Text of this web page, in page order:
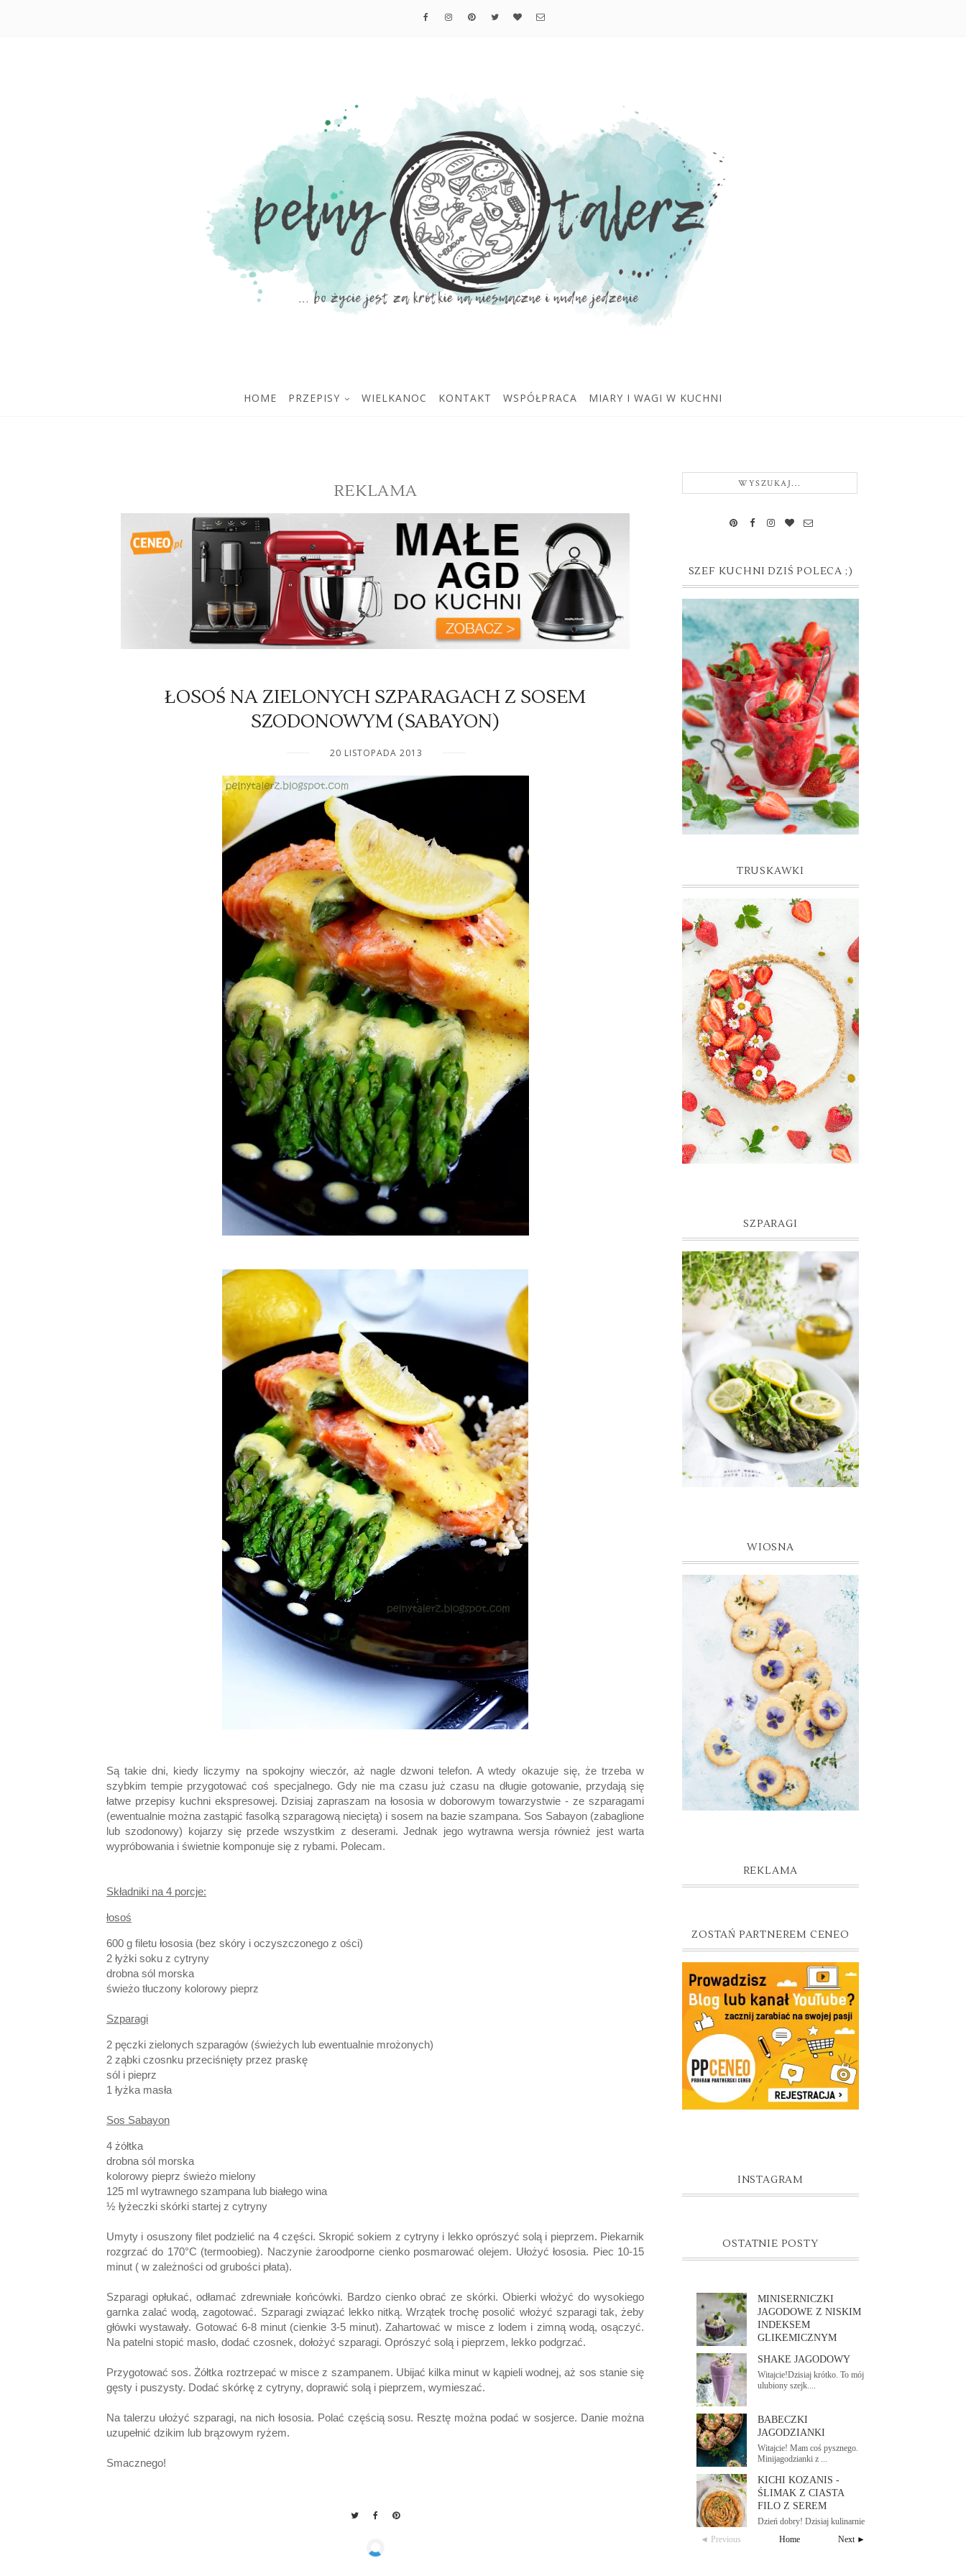
HOME PRZEPISY WIELKANOC KONTAKT WSPÓŁPRACA MIARY I WAGI W KUCHNI
REKLAMA
ŁOSOŚ NA ZIELONYCH SZPARAGACH Z SOSEM
SZODONOWYM (SABAYON)
20 LISTOPADA 2013
Są takie dni, kiedy liczymy na spokojny wieczór, aż nagle dzwoni telefon. A wtedy okazuje się, że trzeba w
szybkim tempie przygotować coś specjalnego. Gdy nie ma czasu już czasu na długie gotowanie, przydają się
łatwe przepisy kuchni ekspresowej. Dzisiaj zapraszam na łososia w doborowym towarzystwie - ze szparagami
(ewentualnie można zastąpić fasolką szparagową nieciętą) i sosem na bazie szampana. Sos Sabayon (zabaglione
lub szodonowy) kojarzy się przede wszystkim z deserami. Jednak jego wytrawna wersja również jest warta
wypróbowania i świetnie komponuje się z rybami. Polecam.
Składniki na 4 porcje:
łosoś
600 g filetu łososia (bez skóry i oczyszczonego z ości)
2 łyżki soku z cytryny
drobna sól morska
świeżo tłuczony kolorowy pieprz
Szparagi
2 pęczki zielonych szparagów (świeżych lub ewentualnie mrożonych)
2 ząbki czosnku przeciśnięty przez praskę
sól i pieprz
1 łyżka masła
Sos Sabayon
4 żółtka
drobna sól morska
kolorowy pieprz świeżo mielony
125 ml wytrawnego szampana lub białego wina
½ łyżeczki skórki startej z cytryny
Umyty i osuszony filet podzielić na 4 części. Skropić sokiem z cytryny i lekko oprószyć solą i pieprzem. Piekarnik
rozgrzać do 170°C (termoobieg). Naczynie żaroodporne cienko posmarować olejem. Ułożyć łososia. Piec 10-15
minut ( w zależności od grubości płata).
Szparagi opłukać, odłamać zdrewniałe końcówki. Bardzo cienko obrać ze skórki. Obierki włożyć do wysokiego
garnka zalać wodą, zagotować. Szparagi związać lekko nitką. Wrzątek trochę posolić włożyć szparagi tak, żeby
główki wystawały. Gotować 6-8 minut (cienkie 3-5 minut). Zahartować w misce z lodem i zimną wodą, osączyć.
Na patelni stopić masło, dodać czosnek, dołożyć szparagi. Oprószyć solą i pieprzem, lekko podgrzać.
Przygotować sos. Żółtka roztrzepać w misce z szampanem. Ubijać kilka minut w kąpieli wodnej, aż sos stanie się
gęsty i puszysty. Dodać skórkę z cytryny, doprawić solą i pieprzem, wymieszać.
Na talerzu ułożyć szparagi, na nich łososia. Polać częścią sosu. Resztę można podać w sosjerce. Danie można
uzupełnić dzikim lub brązowym ryżem.
Smacznego!
SZEF KUCHNI DZIŚ POLECA ;)
GRANITA TRUSKAWKOWA
TRUSKAWKI
SZPARAGI
WIOSNA
REKLAMA
ZOSTAŃ PARTNEREM CENEO
INSTAGRAM
OSTATNIE POSTY
MINISERNICZKI
JAGODOWE Z NISKIM
INDEKSEM
GLIKEMICZNYM
Dzień dobry! Pod koniec sezonu
jagodowego wp... SHAKE JAGODOWY
Witajcie!Dzisiaj krótko. To mój
ulubiony szejk....
BABECZKI
JAGODZIANKI
Witajcie! Mam coś pysznego.
Minijagodzianki z ...
KICHI KOZANIS -
ŚLIMAK Z CIASTA
FILO Z SEREM
Dzień dobry! Dzisiaj kulinarnie
◄ Previous Next ►
Home